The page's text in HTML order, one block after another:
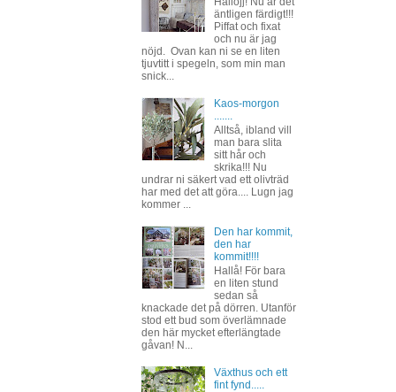
äntligen färdigt!!!
Piffat och fixat
och nu är jag
nöjd. Ovan kan ni se en liten
tjuvtitt i spegeln, som min man
snick...
Kaos-morgon
Alltså, ibland vill
man bara slita
sitt hår och
skrika!!! Nu
undrar ni säkert vad ett olivträd
har med det att göra.... Lugn jag
kommer ...
Den har kommit,
den har
kommit!!!!
Hallå! För bara
en liten stund
sedan så
knackade det på dörren. Utanför
stod ett bud som överlämnade
den här mycket efterlängtade
gåvan! N...
Växthus och ett
fint fynd.....